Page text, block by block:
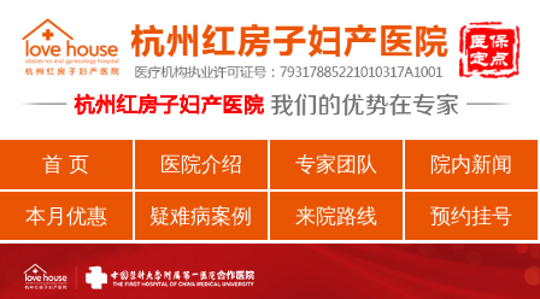
首 页 医院介绍 专家团队 院内新闻
本月优惠 疑难病案例 来院路线 预约挂号